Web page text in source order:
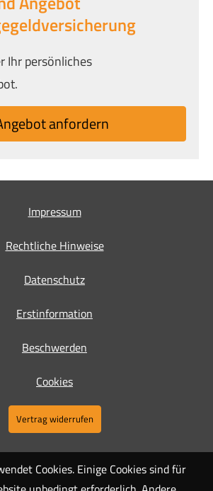
Ihr persönliches
an­for­dern
Impressum
Rechtliche Hinweise
Datenschutz
Erstinformation
Beschwerden
Cookies
Vertrag widerrufen
Cookies. Einige Cookies sind für